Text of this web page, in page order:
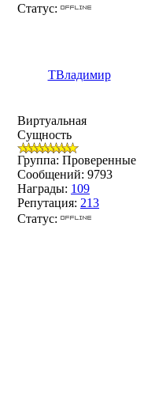
Статус:
ТВладимир
Виртуальная
Сущность
Группа: Проверенные
Сообщений: 9793
Награды: 109
Репутация: 213
Статус: